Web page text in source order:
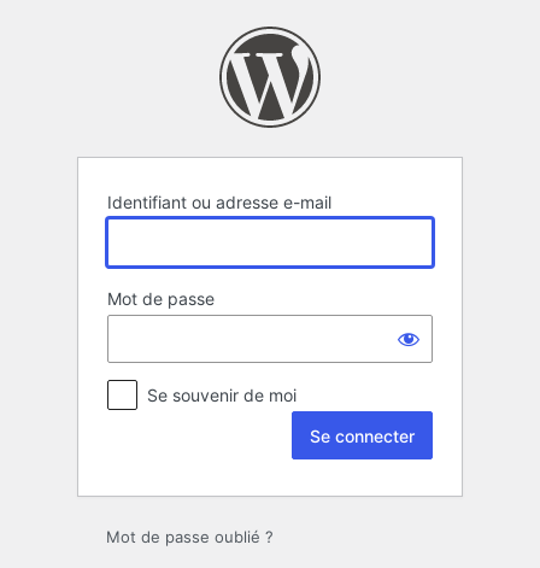
Identifiant ou adresse e-mail
Mot de passe
Se souvenir de moi
Mot de passe oublié ?